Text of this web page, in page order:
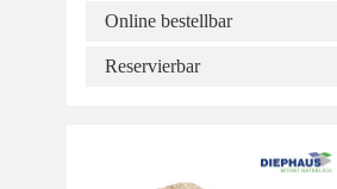
Online bestellbar
Reservierbar